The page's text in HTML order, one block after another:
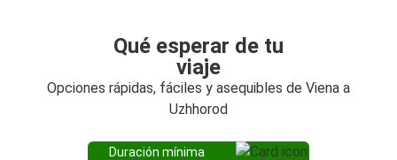
Qué esperar de tu
viaje
Opciones rápidas, fáciles y asequibles de Viena a
Uzhhorod
Duración mínima